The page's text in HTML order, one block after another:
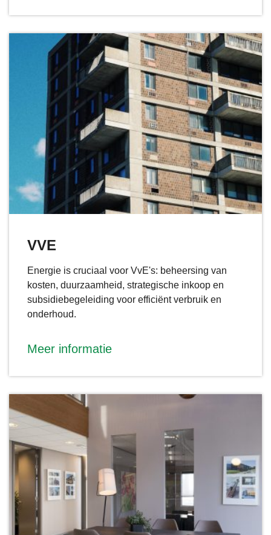
VVE
Energie is cruciaal voor VvE's: beheersing van
kosten, duurzaamheid, strategische inkoop en
subsidiebegeleiding voor efficiënt verbruik en
onderhoud.
Meer informatie